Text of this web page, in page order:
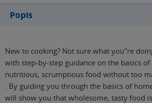
Popis
New to cooking? Not sure what you''re
with step-by-step guidance on the basics
nutritious, scrumptious food without too
. By guiding you through the basics of
will show you that wholesome, tasty food